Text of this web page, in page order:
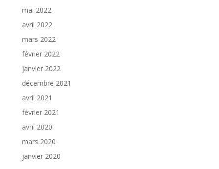
mai 2022
avril 2022
mars 2022
février 2022
janvier 2022
décembre 2021
avril 2021
février 2021
avril 2020
mars 2020
janvier 2020